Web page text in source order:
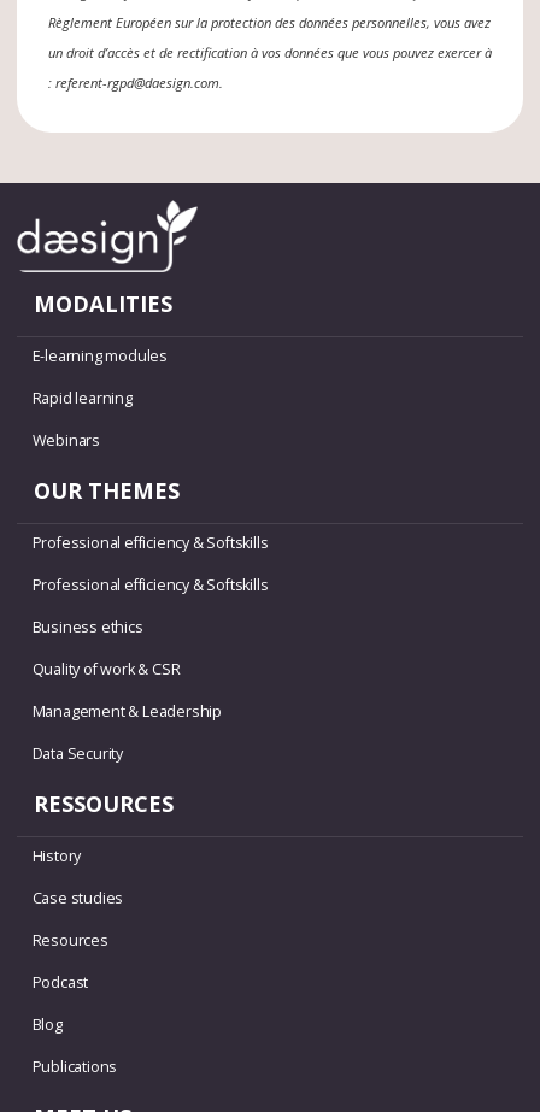
Règlement Européen sur la protection des données personnelles, vous avez
un droit d’accès et de rectification à vos données que vous pouvez exercer à
: referent-rgpd@daesign.com.
MODALITIES
E-learning modules
Rapid learning
Webinars
OUR THEMES
Professional efficiency & Softskills
Professional efficiency & Softskills
Business ethics
Quality of work & CSR
Management & Leadership
Data Security
RESSOURCES
History
Case studies
Resources
Podcast
Blog
Publications